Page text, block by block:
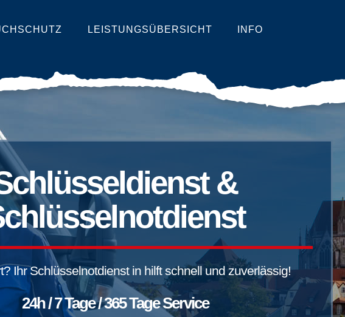
LEISTUNGSÜBERSICHT INFO
&
Ihr Schlüsselnotdienst in hilft schnell und zuverlässig!
24h / 7 Tage / 365 Tage Service